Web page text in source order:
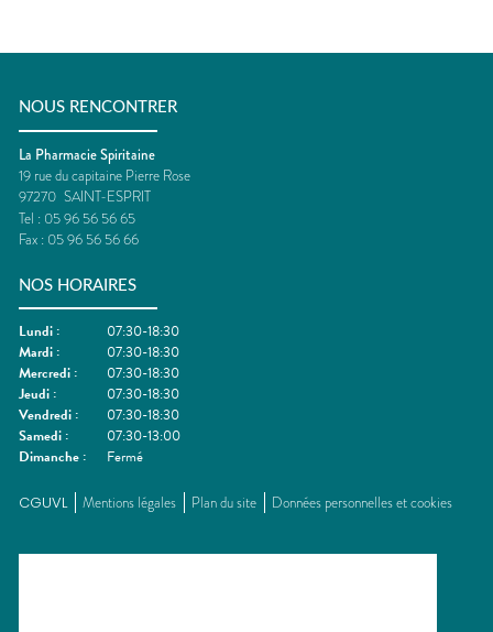
NOUS RENCONTRER
La Pharmacie Spiritaine
19 rue du capitaine Pierre Rose
97270 SAINT-ESPRIT
Tel : 05 96 56 56 65
Fax : 05 96 56 56 66
NOS HORAIRES
Lundi :
07:30-18:30
Mardi :
07:30-18:30
Mercredi :
07:30-18:30
Jeudi :
07:30-18:30
Vendredi :
07:30-18:30
Samedi :
07:30-13:00
Dimanche : Fermé
CGUVL Mentions légales Plan du site Données personnelles et cookies